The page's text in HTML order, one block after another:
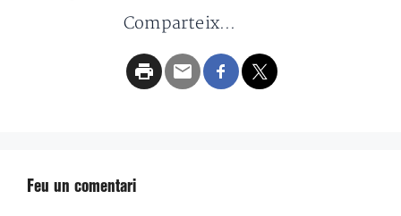
Comparteix...
Feu un comentari